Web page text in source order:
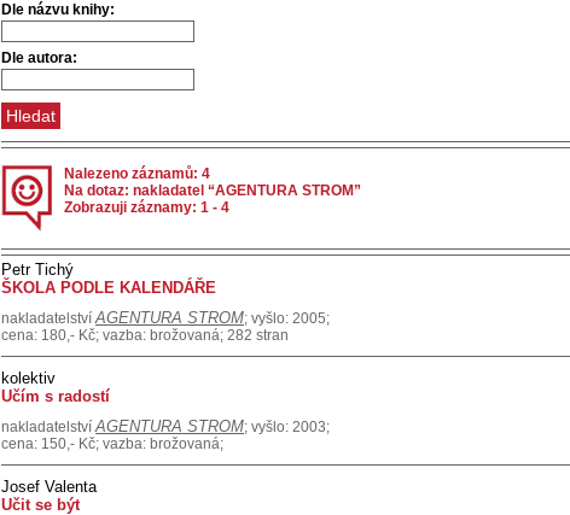
Dle názvu knihy:
Dle autora:
Nalezeno záznamů: 4
Na dotaz: nakladatel “AGENTURA STROM”
Zobrazuji záznamy: 1 - 4
Petr Tichý
ŠKOLA PODLE KALENDÁŘE
nakladatelstvíAGENTURA STROM; vyšlo: 2005;
cena: 180,- Kč; vazba: brožovaná; 282 stran
kolektiv
Učím s radostí
nakladatelstvíAGENTURA STROM; vyšlo: 2003;
cena: 150,- Kč; vazba: brožovaná;
Josef Valenta
Učit se být